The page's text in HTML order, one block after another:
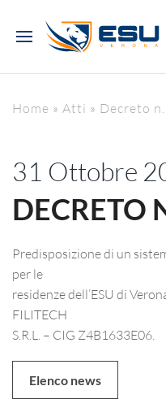
Home » Atti » Decreto
31 Ottobre
DECRETO
Predisposizione di un
per le
residenze dell’ESU di
FILITECH
S.R.L. – CIG Z4B1633E06.
Elenco news